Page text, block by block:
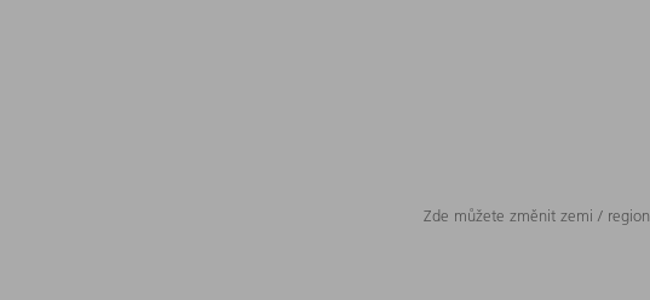
Zde můžete změnit zemi / region